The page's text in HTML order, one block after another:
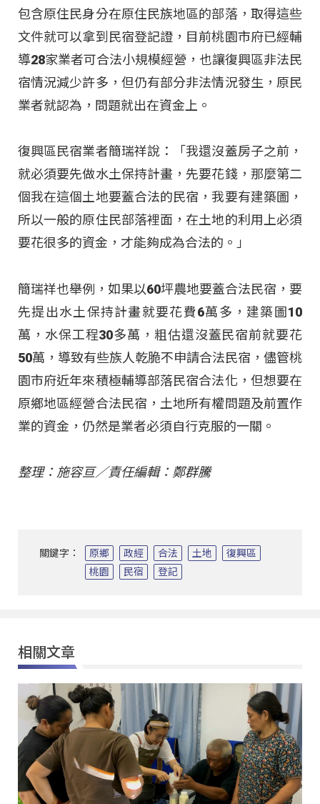
包含原住民身分在原住民族地區的部落，取得這些
文件就可以拿到民宿登記證，目前桃園市府已經輔
導28家業者可合法小規模經營，也讓復興區非法民
宿情況減少許多，但仍有部分非法情況發生，原民
業者就認為，問題就出在資金上。
復興區民宿業者簡瑞祥說：「我還沒蓋房子之前，
就必須要先做水土保持計畫，先要花錢，那麼第二
個我在這個土地要蓋合法的民宿，我要有建築圖，
所以一般的原住民部落裡面，在土地的利用上必須
要花很多的資金，才能夠成為合法的。」
簡瑞祥也舉例，如果以60坪農地要蓋合法民宿，要
先提出水土保持計畫就要花費6萬多，建築圖10
萬，水保工程30多萬，粗估還沒蓋民宿前就要花
50萬，導致有些族人乾脆不申請合法民宿，儘管桃
園市府近年來積極輔導部落民宿合法化，但想要在
原鄉地區經營合法民宿，土地所有權問題及前置作
業的資金，仍然是業者必須自行克服的一關。
整理：施容亘／責任編輯：鄭群騰
關鍵字： 原鄉 政經 合法 土地
復興區
桃園
民宿 登記
相關文章